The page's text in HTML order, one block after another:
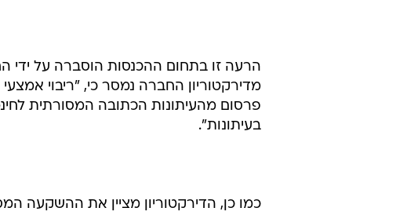
הרעה זו בתחום ההכנסות הוסברה על ידי
מדירקטוריון החברה נמסר כי, "ריבוי
פרסום מהעיתונות הכתובה המסורתית
בעיתונות".
כמו כן, הדירקטוריון מציין את ההשקעה